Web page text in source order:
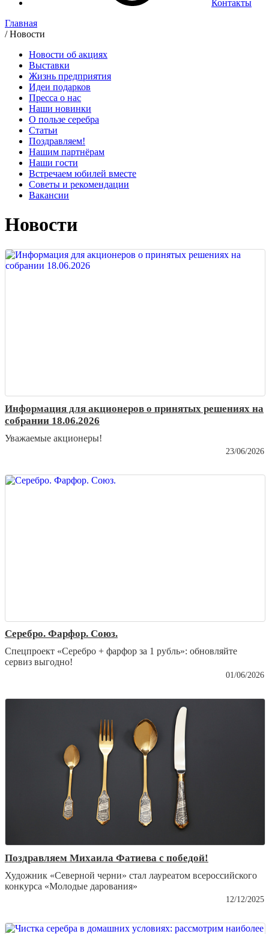
Контакты
Главная
/Новости
Новости об акциях
Выставки
Жизнь предприятия
Идеи подарков
Пресса о нас
Наши новинки
О пользе серебра
Статьи
Поздравляем!
Нашим партнёрам
Наши гости
Встречаем юбилей вместе
Советы и рекомендации
Вакансии
Новости
Информация для акционеров о принятых решениях на
собрании 18.06.2026
Уважаемые акционеры!
23/06/2026
Серебро. Фарфор. Союз.
Спецпроект «Серебро + фарфор за 1 рубль»: обновляйте
сервиз выгодно!
01/06/2026
Поздравляем Михаила Фатиева c победой!
Художник «Северной черни» стал лауреатом всероссийского
конкурса «Молодые дарования»
12/12/2025